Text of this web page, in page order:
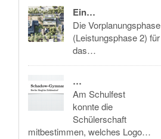
Ein…
Die Vorplanungsphase
(Leistungsphase 2) für
das…
…
Am Schulfest
konnte die
Schülerschaft
mitbestimmen, welches Logo…